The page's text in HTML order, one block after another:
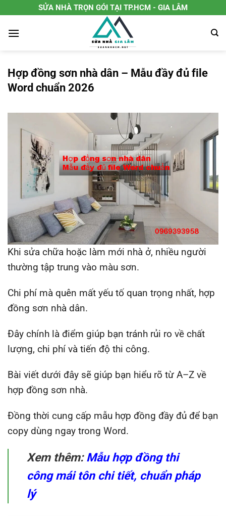
đến
nội
SỬA NHÀ TRỌN GÓI TẠI TP.HCM - GIA LÂM
Hợp đồng sơn nhà dân – Mẫu đầy đủ file
Word chuẩn 2026
Khi sửa chữa hoặc làm mới nhà ở, nhiều người
thường tập trung vào màu sơn.
Chi phí mà quên mất yếu tố quan trọng nhất, hợp
đồng sơn nhà dân.
Đây chính là điểm giúp bạn tránh rủi ro về chất
lượng, chi phí và tiến độ thi công.
Bài viết dưới đây sẽ giúp bạn hiểu rõ từ A–Z về
hợp đồng sơn nhà.
Đồng thời cung cấp mẫu hợp đồng đầy đủ để bạn
copy dùng ngay trong Word.
Xem thêm:Mẫu hợp đồng thi
công mái tôn chi tiết, chuẩn pháp
lý